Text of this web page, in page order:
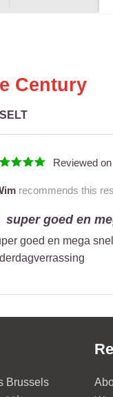
Century
Reviewed on
recommends this
super goed en
goed en mega
Brussels